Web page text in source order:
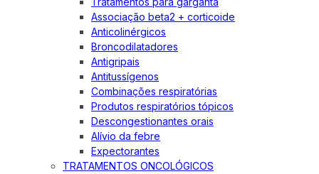
Associação beta2 + corticoide
Anticolinérgicos
Broncodilatadores
Antigripais
Antitussígenos
Combinações respiratórias
Produtos respiratórios tópicos
Descongestionantes orais
Alívio da febre
Expectorantes
TRATAMENTOS ONCOLÓGICOS